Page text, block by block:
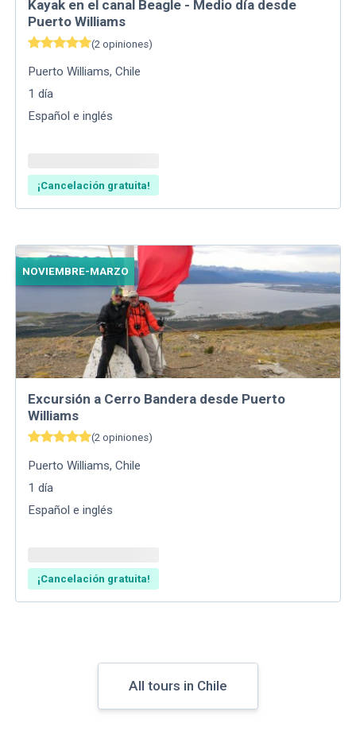
Kayak en el canal Beagle - Medio día desde
Puerto Williams
(2 opiniones)
Puerto Williams,Chile
1 día
Español e inglés
¡Cancelación gratuita!
NOVIEMBRE-MARZO
Excursión a Cerro Bandera desde Puerto
Williams
(2 opiniones)
Puerto Williams,Chile
1 día
Español e inglés
¡Cancelación gratuita!
All tours in Chile